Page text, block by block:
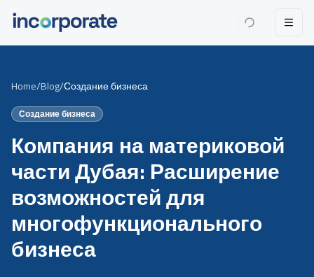
Home/Blog/Создание бизнеса
Создание бизнеса
Компания на материковой
части Дубая: Расширение
возможностей для
многофункционального
бизнеса